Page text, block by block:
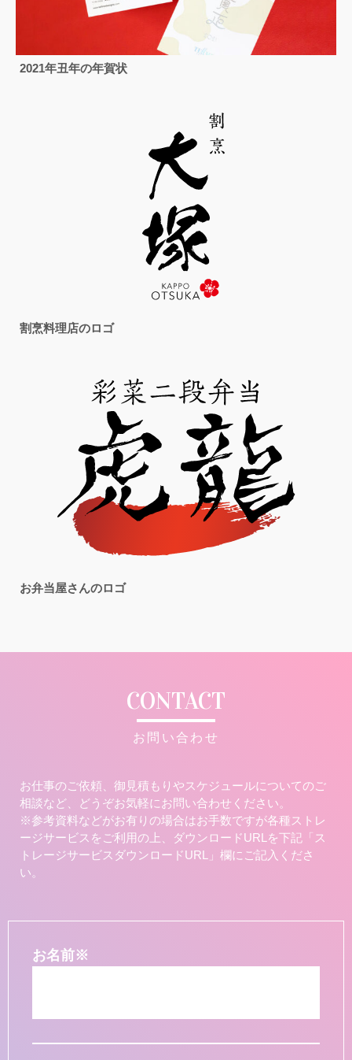
2021年丑年の年賀状
割烹料理店のロゴ
お弁当屋さんのロゴ
CONTACT
お問い合わせ
お仕事のご依頼、御見積もりやスケジュールについてのご
相談など、どうぞお気軽にお問い合わせください。
※参考資料などがお有りの場合はお手数ですが各種ストレ
ージサービスをご利用の上、ダウンロードURLを下記「ス
トレージサービスダウンロードURL」欄にご記入くださ
い。
お名前※